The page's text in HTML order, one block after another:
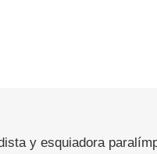
y esquiadora